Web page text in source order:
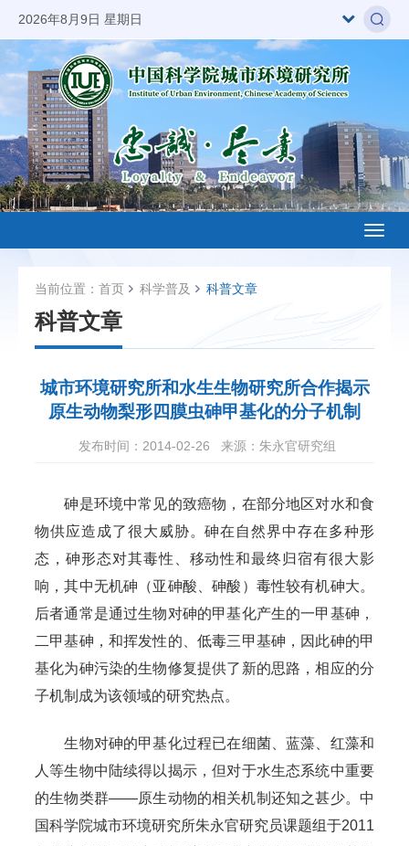
2026年8月9日 星期日
当前位置： 首页 科学普及 科普文章
科普文章
城市环境研究所和水生生物研究所合作揭示
原生动物梨形四膜虫砷甲基化的分子机制
发布时间：2014-02-26 来源：朱永官研究组
砷是环境中常见的致癌物，在部分地区对水和食
物供应造成了很大威胁。砷在自然界中存在多种形
态，砷形态对其毒性、移动性和最终归宿有很大影
响，其中无机砷（亚砷酸、砷酸）毒性较有机砷大。
后者通常是通过生物对砷的甲基化产生的一甲基砷，
二甲基砷，和挥发性的、低毒三甲基砷，因此砷的甲
基化为砷污染的生物修复提供了新的思路，相应的分
子机制成为该领域的研究热点。
生物对砷的甲基化过程已在细菌、蓝藻、红藻和
人等生物中陆续得以揭示，但对于水生态系统中重要
的生物类群——原生动物的相关机制还知之甚少。中
国科学院城市环境研究所朱永官研究员课题组于2011